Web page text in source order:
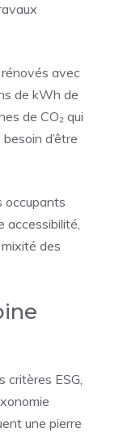
rénovés avec
de kWh de
de CO₂ qui
d’être
occupants
accessibilité,
des
critères ESG,
une pierre